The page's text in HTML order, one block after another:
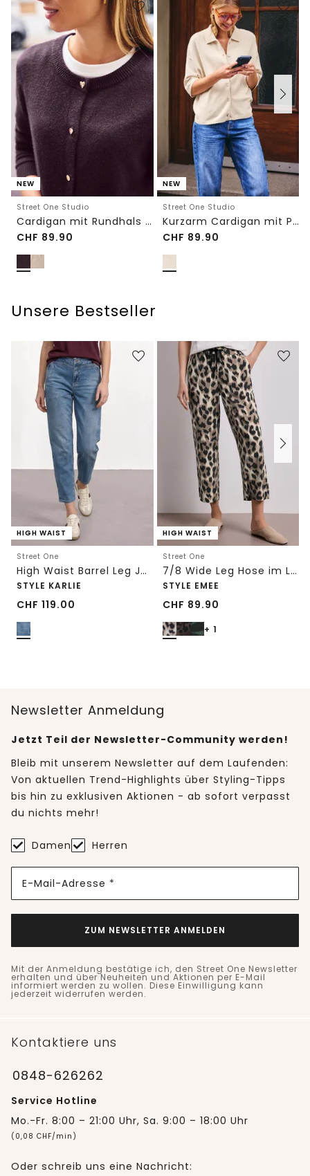
NEW
Street One Studio
Cardigan mit Rundhals und Knöpfen
CHF 89.90
NEW
Street One Studio
Kurzarm Cardigan mit Polokragen
CHF 89.90
Unsere Bestseller
HIGH WAIST
Street One
High Waist Barrel Leg Jeans im Loose Fit
STYLE KARLIE
CHF 119.00
HIGH WAIST
Street One
7/8 Wide Leg Hose im Loose Fit mit Print
STYLE EMEE
CHF 89.90
+ 1
Newsletter Anmeldung
Jetzt Teil der Newsletter-Community werden!
Bleib mit unserem Newsletter auf dem Laufenden:
Von aktuellen Trend-Highlights über Styling-Tipps
bis hin zu exklusiven Aktionen - ab sofort verpasst
du nichts mehr!
Damen Herren
E-Mail-Adresse *
ZUM NEWSLETTER ANMELDEN
Mit der Anmeldung bestätige ich, den Street One Newsletter
erhalten und über Neuheiten und Aktionen per E-Mail
informiert werden zu wollen. Diese Einwilligung kann
jederzeit widerrufen werden.
Kontaktiere uns
0848-626262
Service Hotline
Mo.-Fr. 8:00 – 21:00 Uhr, Sa. 9:00 – 18:00 Uhr
(0,08 CHF/min)
Oder schreib uns eine Nachricht: